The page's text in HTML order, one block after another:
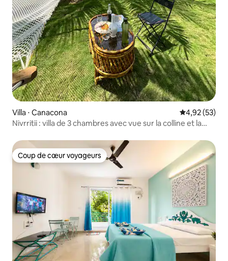
Villa ⋅ Canacona Évaluation
4,92 (53)
Nivrritii : villa de 3 chambres avec vue sur la colline et la
Coup de cœur voyageurs
Coup de cœur voyageurs